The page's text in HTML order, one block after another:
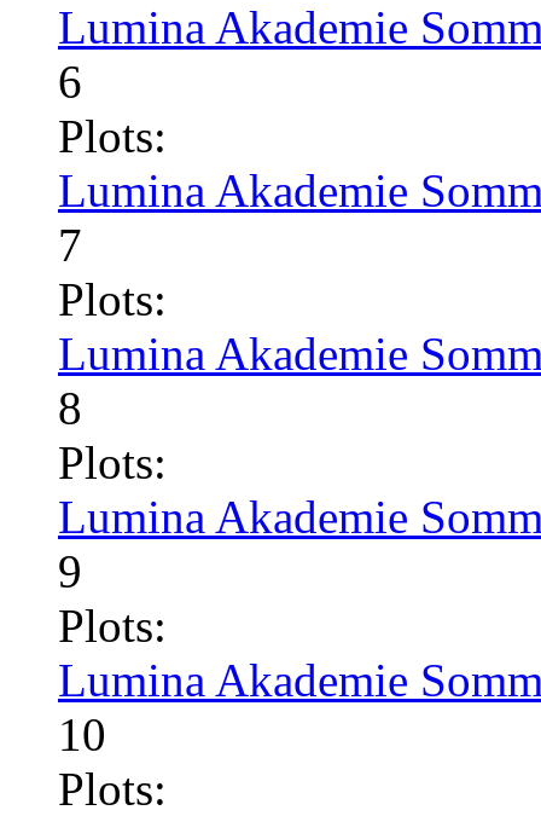
Lumina Akademie
6
Plots:
Lumina Akademie
7
Plots:
Lumina Akademie
8
Plots:
Lumina Akademie
9
Plots:
Lumina Akademie
10
Plots: